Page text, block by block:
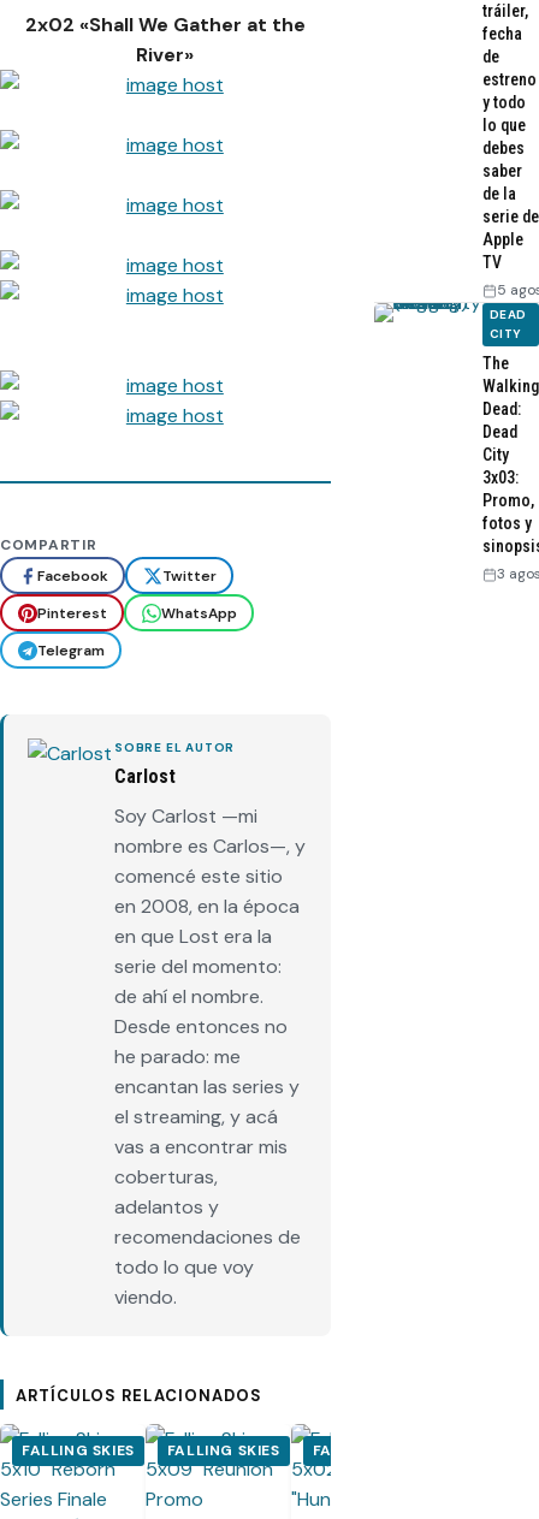
2x02 «Shall We Gather at the
River»
COMPARTIR
Facebook
Twitter
Pinterest
WhatsApp
Telegram
SOBRE EL AUTOR
Carlost
Soy Carlost —mi
nombre es Carlos—, y
comencé este sitio
en 2008, en la época
en que Lost era la
serie del momento:
de ahí el nombre.
Desde entonces no
he parado: me
encantan las series y
el streaming, y acá
vas a encontrar mis
coberturas,
adelantos y
recomendaciones de
todo lo que voy
viendo.
ARTÍCULOS RELACIONADOS
FALLING SKIES FALLING SKIES FALLING SKIES
tráiler,
fecha
de
estreno
y todo
lo que
debes
saber
de la
serie de
Apple
TV
5
DEAD
CITY
The
Walking
Dead:
Dead
City
3x03:
Promo,
fotos y
3